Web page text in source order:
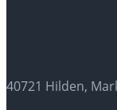
40721 Hilden,